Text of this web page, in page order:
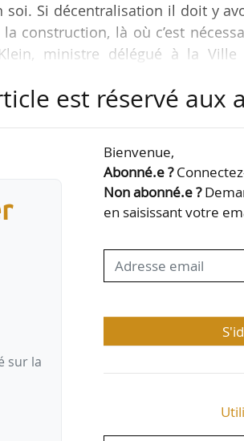
Si décentralisation il doit y
construction, là où c’est
ministre délégué à la
le 25/01/2023.
est réservé aux
sur la
Bienvenue,
Abonné.e ?
Non abonné.e ?
en saisissant votre